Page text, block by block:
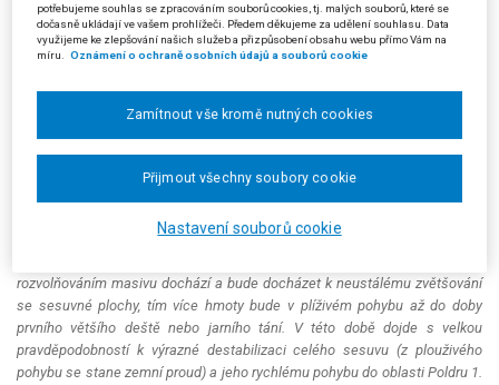
Proti výše uvedenému rozsudku krajského soudu podala osoba
zúčastněná na řízení 8) (stěžovatelka) kasační stížnost, v níž navrhla, aby
Nejvyšší správní soud vydal předběžné opatření, jímž by uložil žalobci
v k. ú. Vážany nad Litavou, z důvodu vážné újmy hrozící obyvatelům
obce. Podle odborných posouzení je celé těleso terénních úprav
roku 2014, kdy byla vydána rozhodnutí správních orgánů, tak došlo k
společností PROXIMA PROJEKT s. r. o.: "Horní hmoty násypového tělesa
rozvolňováním masivu dochází a bude docházet k neustálému zvětšování
se sesuvné plochy, tím více hmoty bude v plíživém pohybu až do doby
prvního většího deště nebo jarního tání. V této době dojde s velkou
pravděpodobností k výrazné destabilizaci celého sesuvu (z plouživého
pohybu se stane zemní proud) a jeho rychlému pohybu do oblasti Poldru 1.
potřebujeme souhlas se zpracováním souborů cookies, tj. malých souborů, které se
dočasně ukládají ve vašem prohlížeči. Předem děkujeme za udělení souhlasu. Data
využijeme ke zlepšování našich služeb a přizpůsobení obsahu webu přímo Vám na
míru. Oznámení o ochraně osobních údajů a souborů cookie
Nastavení souborů cookie
Zamítnout vše kromě nutných cookies
Přijmout všechny soubory cookie